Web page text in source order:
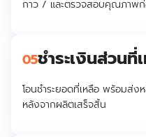
กาว / และตรวจสอบคุณภาพ
05ชำระเงินส่วนที่
โอนชำระยอดที่เหลือ พร้อมส่
หลังจากผลิตเสร็จสิ้น